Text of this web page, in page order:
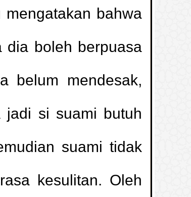
bahwa
boleh berpuasa
belum mendesak,
si suami butuh
suami tidak
kesulitan. Oleh